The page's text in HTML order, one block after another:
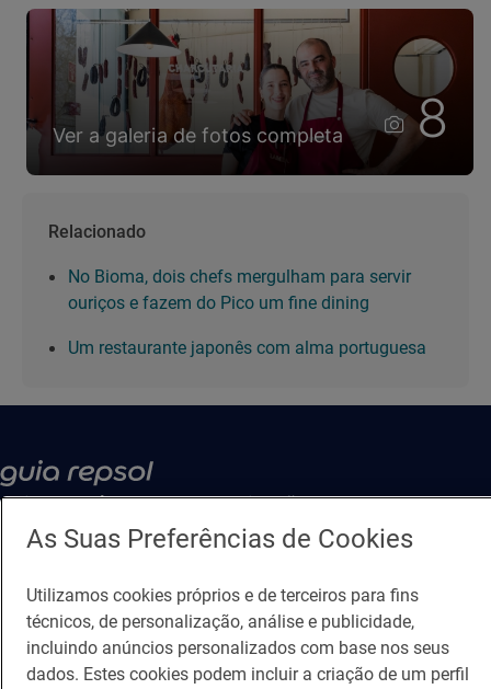
Ver a galeria de fotos completa 8
Relacionado
No Bioma, dois chefs mergulham para servir
ouriços e fazem do Pico um fine dining
Um restaurante japonês com alma portuguesa
Guia Repsol
Viajar
Ligações
Sala de imprensa
Canal de ética e conformidade
As Suas Preferências de Cookies
Utilizamos cookies próprios e de terceiros para fins
técnicos, de personalização, análise e publicidade,
incluindo anúncios personalizados com base nos seus
dados. Estes cookies podem incluir a criação de um perfil